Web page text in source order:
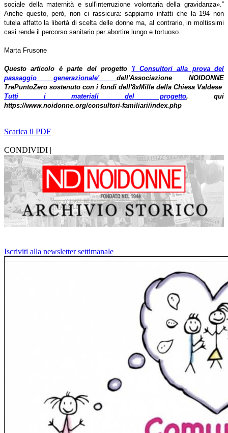
sociale della maternità e sull'interruzione volontaria della gravidanza».”
Anche questo, però, non ci rassicura: sappiamo infatti che la 194 non
tutela affatto la libertà di scelta delle donne ma, al contrario, in moltissimi
casi rende il percorso sanitario per abortire lungo e tortuoso.
Marta Frusone
Questo articolo è parte del progetto 'I Consultori alla prova del
passaggio generazionale' dell'Associazione NOIDONNE
TrePuntoZero sostenuto con i fondi dell'8xMille della Chiesa Valdese
Tutti i materiali del progetto, qui
https://www.noidonne.org/consultori-familiari/index.php
Scarica il PDF
CONDIVIDI |
Iscriviti alla newsletter settimanale